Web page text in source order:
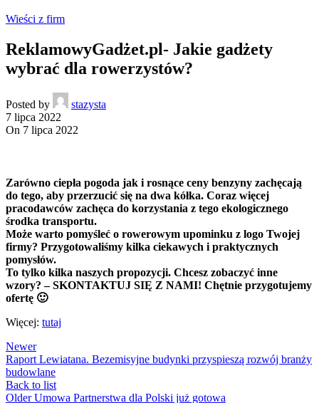
Wieści z firm
ReklamowyGadżet.pl- Jakie gadżety
wybrać dla rowerzystów?
Posted by
stazysta
7 lipca 2022
On 7 lipca 2022
Zarówno ciepła pogoda jak i rosnące ceny benzyny zachęcają
do tego, aby przerzucić się na dwa kółka. Coraz więcej
pracodawców zachęca do korzystania z tego ekologicznego
środka transportu.
Może warto pomyśleć o rowerowym upominku z logo Twojej
firmy? Przygotowaliśmy kilka ciekawych i praktycznych
pomysłów.
To tylko kilka naszych propozycji. Chcesz zobaczyć inne
wzory? – SKONTAKTUJ SIĘ Z NAMI! Chętnie przygotujemy
ofertę 🙂
Więcej: tutaj
Newer
Raport Lewiatana. Bezemisyjne budynki przyspieszą rozwój branży
budowlane
Back to list
Older Umowa Partnerstwa dla Polski już gotowa